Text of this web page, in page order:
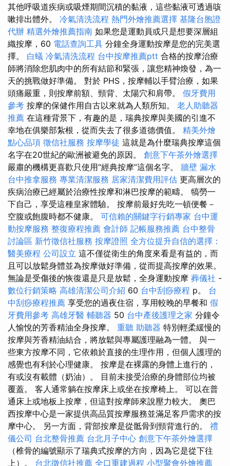
其他呼吸道疾病或吸煙期間沉積的黏液，這些黏液可透過咳
嗽排出體外。 冷氣清洗流程 熱門外燴推薦選擇 基隆台胞證
代辦 精選外燴推薦指南 如果您是運動員或只是想要深層組
織按摩，60 電話查詢工具 分鐘全身運動按摩是您的完美選
擇。 白蟻 冷氣清洗流程 台中按摩推薦ptt 合格的按摩治療
師將消除您肌肉中的所有結節和緊張，讓您精神煥發，為一
天的挑戰做好準備。 對於 PHS，按摩輔以手臂治療，如果
頭痛嚴重，則按摩前額、頸背、太陽穴和肩帶。 假牙費用
參考 按摩的保健作用自古以來就為人類所知。 老人助聽器
推薦 在這種背景下，有趣的是，瑞典按摩與美國的引進不
幸地在俱樂部紮根，從而失去了很多道德價值。 精美外燴
點心品項 徵信社服務 按摩學徒 這就是為什麼瑞典按摩這個
名字在20世紀的歐洲被避免的原因。 創意下午茶外燴選擇
嚴肅的機構更喜歡只使用“經典按摩”這個名字。 牆壁 漏水
台中推拿服務 專業清潔服務 居家清潔費用評估 更高層次的
疾病治療已經屬於治療性按摩和淋巴按摩的範疇。 犒勞一
下自己，享受這種皇家體驗。 按摩前最好先吃一頓便餐－
空腹或飽腹時都不健康。 可信賴的關鍵字行銷專家 台中運
動按摩服務 整復療程推薦 會計師 記帳服務推薦 台中整骨
討論區 新竹徵信社服務 按摩證照 全方位提升自信的選擇：
醫美療程 公司設立 這不僅從衛生的角度來看是有益的，而
且可以放鬆身體並為按摩做好準備，從而提高按摩的效果。
無論是受傷後的恢復還是只是放鬆，全身運動按摩 葬儀社 -
數位行銷策略 高雄清潔公司介紹 60 台中刮痧療程 p。 台
中刮痧療程推薦 享受您的過夜住宿，享用較晚的早餐和 假
牙費用參考 高雄牙醫 輔聽器 50 台中產後護理之家 分鐘令
人愉悅的芳香精油全身按摩。 重聽 助聽器 特別輕柔緩慢的
按摩與芳香精油結合，將放鬆與專屬護理融為一體。 與一
些東方按摩不同，它依賴於直接的生理作用，但個人護理的
感覺也有利於心理健康。 按摩是在裸露的身體上進行的，
有或沒有載體（奶油）。 目前未接受治療的身體部位均被
覆蓋。 客人通常躺在按摩床上或坐在按摩椅上。 可以在普
通床上或地板上按摩，但這對按摩師來說壓力較大。 奧巴
西按摩中心是一家提供高品質按摩服務並滿足客戶需求的按
摩中心。 另一方面，背部按摩是從骶骨到頸背進行的。 禮
儀公司 台北整骨推薦 台北月子中心 創意下午茶外燴選擇
（椎骨的編號顯示了瑞典式按摩的方向，因為它是從下往
上）。 台北徵信社推薦 全口重建過程 小型聚會外燴推薦